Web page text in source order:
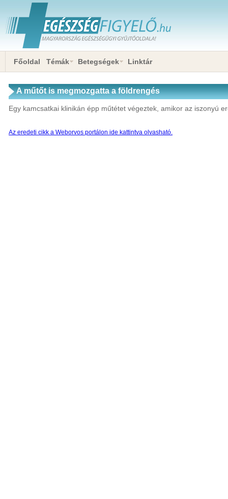
Főoldal Témák Betegségek Linktár
A műtőt is megmozgatta a földrengés
Egy kamcsatkai klinikán épp műtétet végeztek, amikor az iszonyú
Az eredeti cikk a Weborvos portálon ide kattintva olvasható.